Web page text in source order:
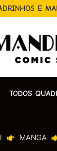
E
TODOS
MANGA